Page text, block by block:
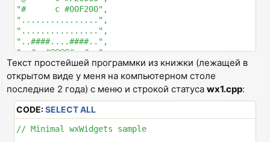
"#	c #00F200",
"................",
"................",
"..####....####..",
"..#..#@@@@#..#..",
"..#..#@@@@#..#..",
"..####....####..",
"...++......++...",
"...++......++...",
"...++......++...",
"...++......++...",
"..####....####..",
Текст простейшей программки из книжки (лежащей в
открытом виде у меня на компьютерном столе
последние 2 года) с меню и строкой статуса wx1.cpp:
CODE:SELECT ALL
// Minimal wxWidgets sample